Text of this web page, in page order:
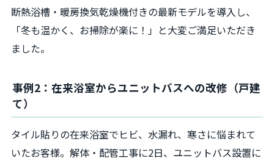
断熱浴槽・暖房換気乾燥機付きの最新モデルを導入し、
「冬も温かく、お掃除が楽に！」と大変ご満足いただき
ました。
事例2：在来浴室からユニットバスへの改修（戸建
て）
タイル貼りの在来浴室でヒビ、水漏れ、寒さに悩まれて
いたお客様。解体・配管工事に2日、ユニットバス設置に